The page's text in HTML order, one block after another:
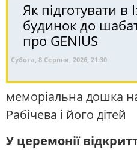
Як підготувати в
будинок до
про GENIUS
Субота, 8 Серпня, 2026, 21:30
меморіальна дошка
Рабічева і його дітей
У церемонії